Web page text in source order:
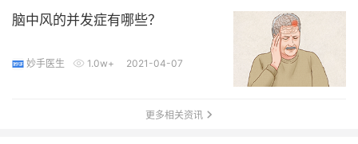
脑中风的并发症有哪些？
妙手医生 1.0w+ 2021-04-07
更多相关资讯